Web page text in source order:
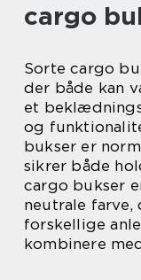
cargo
Sorte cargo
der både kan
et
og
bukser er
sikrer både
cargo bukser
neutrale
forskellige
kombinere